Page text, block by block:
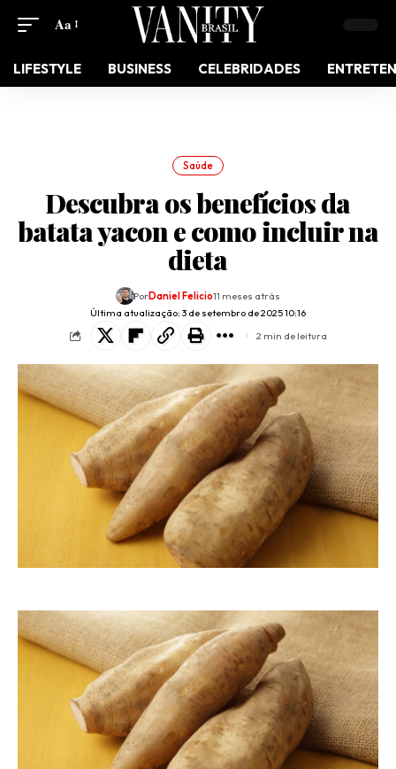
Aa
LIFESTYLE BUSINESS CELEBRIDADES
Saúde
Descubra os benefícios da
batata yacon e como incluir na
dieta
Última atualização: 3 de setembro de 2025 10:16
PorDaniel Felicio11 meses atrás
2 min de leitura